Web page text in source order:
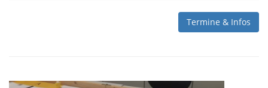
Termine & Infos